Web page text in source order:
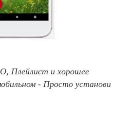
Плейлист и хорошее
- Просто установи